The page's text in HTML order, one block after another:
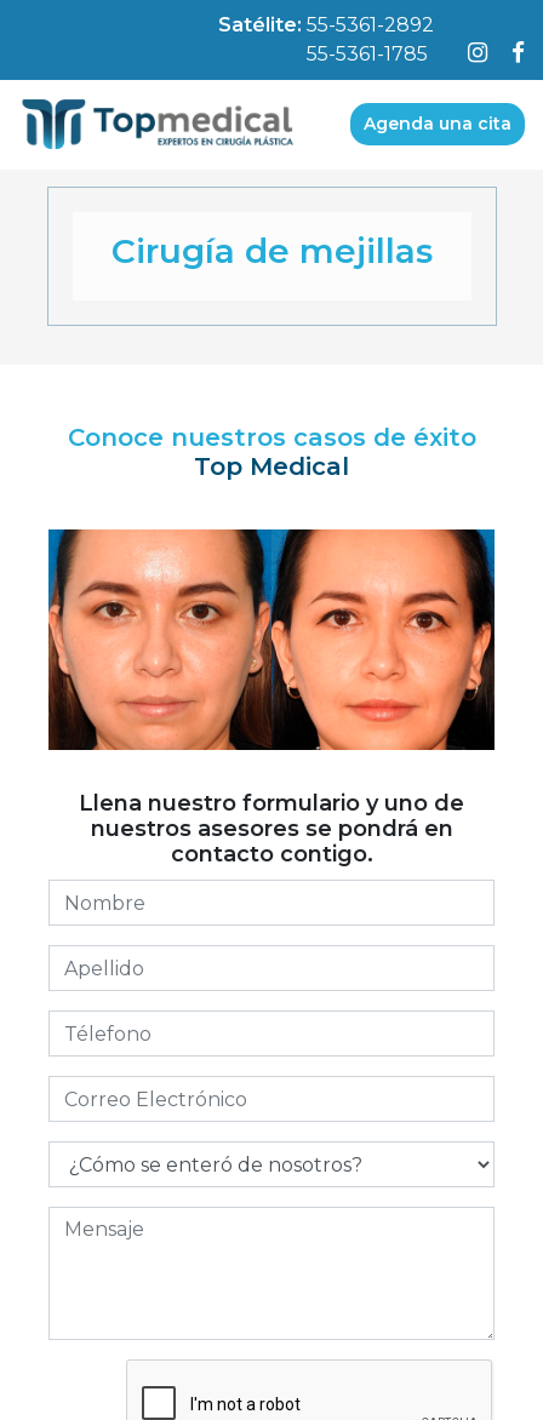
Satélite: 55-5361-2892
55-5361-1785
Agenda una cita
Cirugía de mejillas
Conoce nuestros casos de éxito
Top Medical
Llena nuestro formulario y uno de
nuestros asesores se pondrá en
contacto contigo.